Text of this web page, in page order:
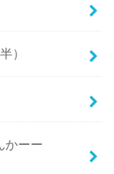
）
かーー